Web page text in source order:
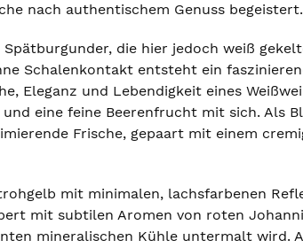
nach authentischem Genuss begeistert.
die hier jedoch weiß
Schalenkontakt entsteht ein
Eleganz und Lebendigkeit eines
eine feine Beerenfrucht mit sich. Als
Frische, gepaart mit einem
mit minimalen, lachsfarbenen
mit subtilen Aromen von roten
mineralischen Kühle untermalt wird.